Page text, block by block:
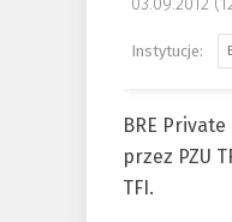
03.09.2012
BRE
przez PZU
TFI.